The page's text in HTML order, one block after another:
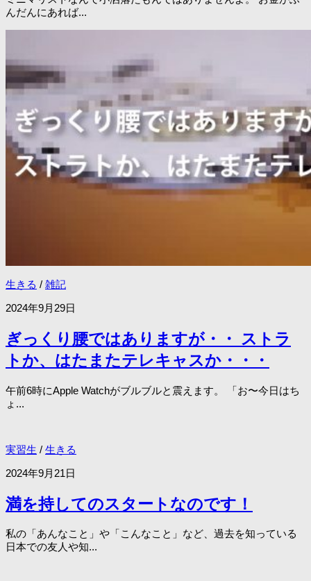
んだんにあれば...
生きる / 雑記
2024年9月29日
ぎっくり腰ではありますが・・ ストラ
トか、はたまたテレキャスか・・・
午前6時にApple Watchがブルブルと震えます。 「お〜今日はち
ょ...
実習生 / 生きる
2024年9月21日
満を持してのスタートなのです！
私の「あんなこと」や「こんなこと」など、過去を知っている
日本での友人や知...